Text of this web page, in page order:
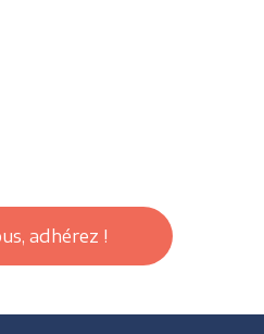
adhérez !